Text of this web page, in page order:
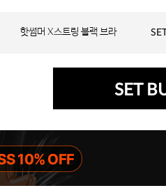
핫썸머 X스트링 블랙 브라
SET